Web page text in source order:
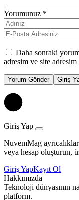
Yorumunuz *
Daha sonraki
adresim ve site
Yorum Gönder Giriş
Giriş Yap
NuvemMag
veya hesap oluşturun,
Giriş YapKayıt Ol
Hakkımızda
Teknoloji dünyasının
platform.